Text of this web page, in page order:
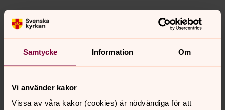
Samtycke Information Om
Vi använder kakor
Vissa av våra kakor (cookies) är nödvändiga för att